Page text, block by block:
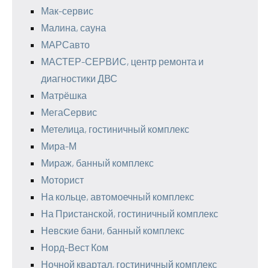
Мак-сервис
Малина, сауна
МАРСавто
МАСТЕР-СЕРВИС, центр ремонта и
диагностики ДВС
Матрёшка
МегаСервис
Метелица, гостиничный комплекс
Мира-М
Мираж, банный комплекс
Моторист
На кольце, автомоечный комплекс
На Пристанской, гостиничный комплекс
Невские бани, банный комплекс
Норд-Вест Ком
Ночной квартал, гостиничный комплекс